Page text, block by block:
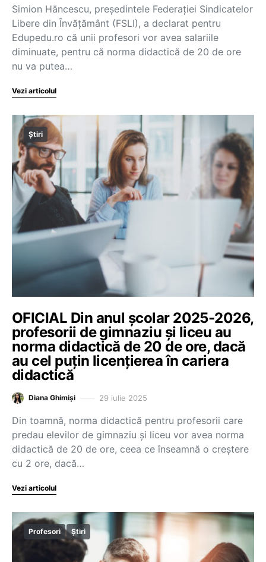
Simion Hăncescu, președintele Federației Sindicatelor
Libere din Învățământ (FSLI), a declarat pentru
Edupedu.ro că unii profesori vor avea salariile
diminuate, pentru că norma didactică de 20 de ore
nu va putea…
Vezi articolul
Știri
OFICIAL Din anul școlar 2025-2026,
profesorii de gimnaziu și liceu au
norma didactică de 20 de ore, dacă
au cel puțin licențierea în cariera
didactică
Diana Ghimiși 29 iulie 2025
Din toamnă, norma didactică pentru profesorii care
predau elevilor de gimnaziu și liceu vor avea norma
didactică de 20 de ore, ceea ce înseamnă o creștere
cu 2 ore, dacă…
Vezi articolul
Profesori Știri